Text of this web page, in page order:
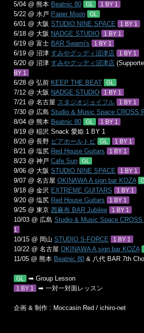
5/04 @ 熊本 Beatnic 80 GL 1 BY 1
5/22 @ 水戸 Paper Moon GL
6/01 @ 大阪 STUDIO NINE SPACE 1 BY 1
6/18 @ 大阪 NADGE STUDIO 1 BY 1
6/19 @ 富士 BAR Swami's 1 BY 1
6/19 @ 沼津 すみやグッディ沼津店 1 BY 1
6/20 @ 沼津 すみやグッディ沼津店
BY 1
6/28 @ 弘前 KEEP THE BEAT GL
7/12 @ 大阪 NADGE STUDIO 1 BY 1
7/21 @ 名古屋 スタジオジョイフル 1 BY 1
7/30 @ 広島 Studio & Music Space CROSS
8/04 @ 熊本 Beatnic 80 GL 1 BY 1
8/19 @ 稲沢 Snack 愛姫 1 BY 1
8/20 @ 長野 ビアホールトピ GL 1 BY 1
8/21 @ 塩尻 Red House Guitars 1 BY 1
8/23 @ 神戸 Cafe Sun GL
9/06 @ 大阪 STUDIO NINE SPACE 1 BY 1
9/07 @ 名古屋 OKINAWA A sign bar KOZA
9/18 @ 金沢 EXTREME GUITARS 1 BY 1
9/20 @ 塩尻 Red House Guitars 1 BY 1
9/25 @ 東京 西麻布 BAR Jubilee 1 BY 1
10/03 @ 広島 Studio & Music Space CROSS
1
10/15 @ 岡山 STUDIO S-FORCE 1 BY 1
10/22 @ 名古屋 OKINAWA A sign bar KOZA
11/05 @ 熊本 Beatnic 80 & 八代 BAR 7th
GL ➡︎ Group Lesson
1 BY 1 ➡︎ 一対一対面レッスン
企画 & 制作 : Moccasin Red / ichiro-net